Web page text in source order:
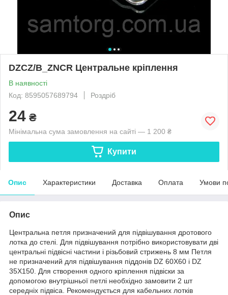
DZCZ/B_ZNCR Центральне кріплення
В наявності
Код: 8595057689794
Роздріб
24 ₴
Мінімальна сума замовлення на сайті — 1 200 ₴
Купити
Опис Характеристики Доставка Оплата Умови
Опис
Центральна петля призначений для підвішування дротового
лотка до стелі. Для підвішування потрібно використовувати дві
центральні підвісні частини і різьбовий стрижень 8 мм Петля
не призначений для підвішування піддонів DZ 60X60 і DZ
35X150. Для створення одного кріплення підвіски за
допомогою внутрішньої петлі необхідно замовити 2 шт
середніх підвіса. Рекомендується для кабельних лотків